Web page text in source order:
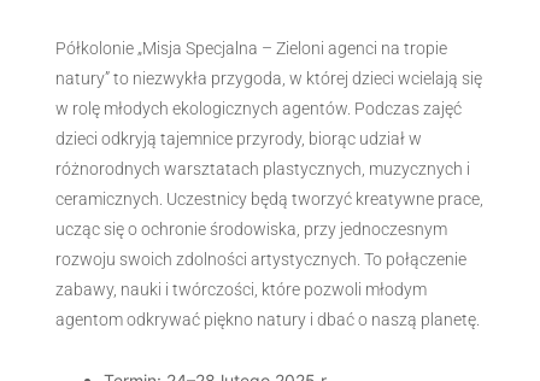
Półkolonie „Misja Specjalna – Zieloni agenci na tropie
natury” to niezwykła przygoda, w której dzieci wcielają się
w rolę młodych ekologicznych agentów. Podczas zajęć
dzieci odkryją tajemnice przyrody, biorąc udział w
różnorodnych warsztatach plastycznych, muzycznych i
ceramicznych. Uczestnicy będą tworzyć kreatywne prace,
ucząc się o ochronie środowiska, przy jednoczesnym
rozwoju swoich zdolności artystycznych. To połączenie
zabawy, nauki i twórczości, które pozwoli młodym
agentom odkrywać piękno natury i dbać o naszą planetę.